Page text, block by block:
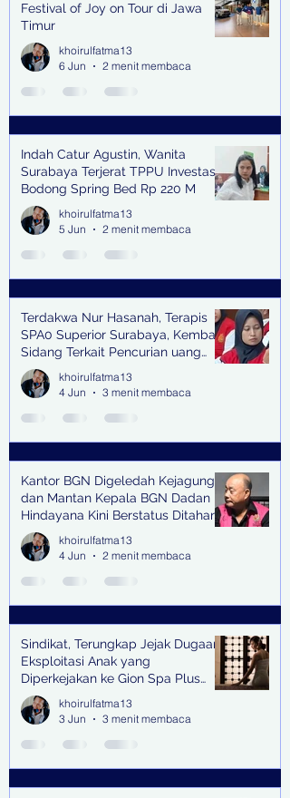
Festival of Joy on Tour di Jawa
Timur
khoirulfatma13
6 Jun
2 menit membaca
Indah Catur Agustin, Wanita
Surabaya Terjerat TPPU Investasi
Bodong Spring Bed Rp 220 M
khoirulfatma13
5 Jun
2 menit membaca
Terdakwa Nur Hasanah, Terapis
SPA0 Superior Surabaya, Kembali
Sidang Terkait Pencurian uang
senilai Rp1,285 M di PN Surabaya
khoirulfatma13
4 Jun
3 menit membaca
Kantor BGN Digeledah Kejagung
dan Mantan Kepala BGN Dadan
Hindayana Kini Berstatus Ditahan
khoirulfatma13
4 Jun
2 menit membaca
Sindikat, Terungkap Jejak Dugaan
Eksploitasi Anak yang
Diperkejakan ke Gion Spa Plus
and Pub Surabaya,
khoirulfatma13
3 Jun
3 menit membaca